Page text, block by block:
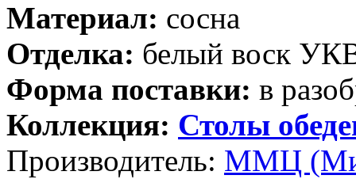
Материал: сосна
Отделка: белый воск
Форма поставки: в
Коллекция: Столы
Производитель: ММЦ